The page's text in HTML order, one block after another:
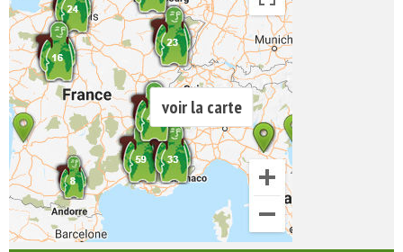
voir la carte